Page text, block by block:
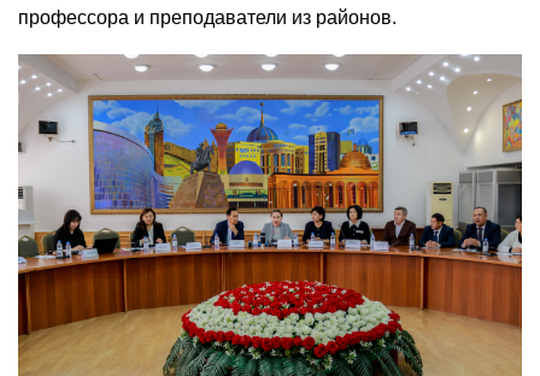
профессора и преподаватели из районов.